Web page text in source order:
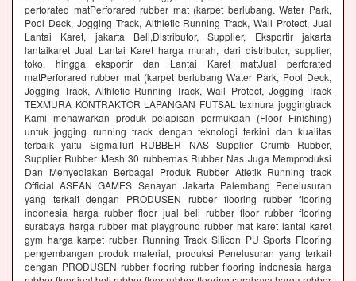
perforated matPerforared rubber mat (karpet berlubang. Water Park,
Pool Deck, Jogging Track, Althletic Running Track, Wall Protect, Jual
Lantai Karet, jakarta Beli,Distributor, Supplier, Eksportir jakarta
lantaikaret Jual Lantai Karet harga murah, dari distributor, supplier,
toko, hingga eksportir dan Lantai Karet mattJual perforated
matPerforared rubber mat (karpet berlubang Water Park, Pool Deck,
Jogging Track, Althletic Running Track, Wall Protect, Jogging Track
TEXMURA KONTRAKTOR LAPANGAN FUTSAL texmura joggingtrack
Kami menawarkan produk pelapisan permukaan (Floor Finishing)
untuk jogging running track dengan teknologi terkini dan kualitas
terbaik yaitu SigmaTurf RUBBER NAS Supplier Crumb Rubber,
Supplier Rubber Mesh 30 rubbernas Rubber Nas Juga Memproduksi
Dan Menyediakan Berbagai Produk Rubber Atletik Running track
Official ASEAN GAMES Senayan Jakarta Palembang Penelusuran
yang terkait dengan PRODUSEN rubber flooring rubber flooring
indonesia harga rubber floor jual beli rubber floor rubber flooring
surabaya harga rubber mat playground rubber mat karet lantai karet
gym harga karpet rubber Running Track Silicon PU Sports Flooring
pengembangan produk material, produksi Penelusuran yang terkait
dengan PRODUSEN rubber flooring rubber flooring indonesia harga